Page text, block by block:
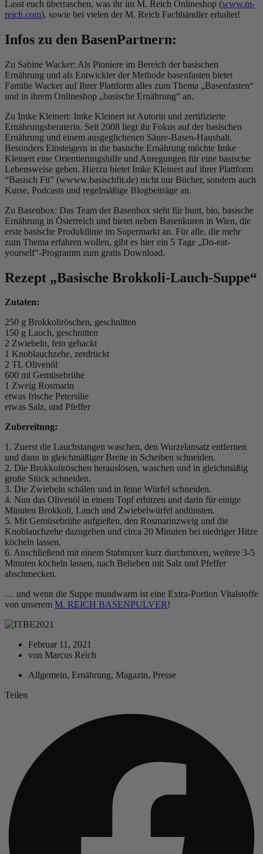
Lasst euch überraschen, was ihr im M. Reich Onlineshop (www.m-
reich.com), sowie bei vielen der M. Reich Fachhändler erhaltet!
Infos zu den BasenPartnern:
Zu Sabine Wacker: Als Pioniere im Bereich der basischen
Ernährung und als Entwickler der Methode basenfasten bietet
Familie Wacker auf Ihrer Plattform alles zum Thema „Basenfasten“
und in ihrem Onlineshop „basische Ernährung“ an.
Zu Imke Kleinert: Imke Kleinert ist Autorin und zertifizierte
Ernährungsberaterin. Seit 2008 liegt ihr Fokus auf der basischen
Ernährung und einem ausgeglichenen Säure-Basen-Haushalt.
Besonders Einsteigern in die basische Ernährung möchte Imke
Kleinert eine Orientierungshilfe und Anregungen für eine basische
Lebensweise geben. Hierzu bietet Imke Kleinert auf ihrer Plattform
“Basisch Fit” (wwww.basischfit.de) nicht nur Bücher, sondern auch
Kurse, Podcasts und regelmäßige Blogbeiträge an.
Zu Basenbox: Das Team der Basenbox steht für bunt, bio, basische
Ernährung in Österreich und bietet neben Basenkuren in Wien, die
erste basische Produktlinie im Supermarkt an. Für alle, die mehr
zum Thema erfahren wollen, gibt es hier ein 5 Tage „Do-eat-
yourself“-Programm zum gratis Download.
Rezept „Basische Brokkoli-Lauch-Suppe“
Zutaten:
250 g Brokkoliröschen, geschnitten
150 g Lauch, geschnitten
2 Zwiebeln, fein gehackt
1 Knoblauchzehe, zerdrückt
2 TL Olivenöl
600 ml Gemüsebrühe
1 Zweig Rosmarin
etwas frische Petersilie
etwas Salz, und Pfeffer
Zubereitung:
1. Zuerst die Lauchstangen waschen, den Wurzelansatz entfernen
und dann in gleichmäßiger Breite in Scheiben schneiden.
2. Die Brokkoliröschen herauslösen, waschen und in gleichmäßig
große Stück schneiden.
3. Die Zwiebeln schälen und in feine Würfel schneiden.
4. Nun das Olivenöl in einem Topf erhitzen und darin für einige
Minuten Brokkoli, Lauch und Zwiebelwürfel andünsten.
5. Mit Gemüsebrühe aufgießen, den Rosmarinzweig und die
Knoblauchzehe dazugeben und circa 20 Minuten bei niedriger Hitze
köcheln lassen.
6. Anschließend mit einem Stabmixer kurz durchmixen, weitere 3-5
Minuten köcheln lassen, nach Belieben mit Salz und Pfeffer
abschmecken.
… und wenn die Suppe mundwarm ist eine Extra-Portion Vitalstoffe
von unserem M. REICH BASENPULVER!
Februar 11, 2021
von Marcus Reich
Allgemein, Ernährung, Magazin, Presse
Teilen